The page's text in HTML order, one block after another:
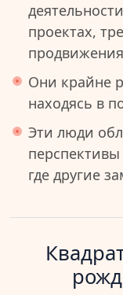
проектах,
Они крайне
находясь в
Эти люди
где другие